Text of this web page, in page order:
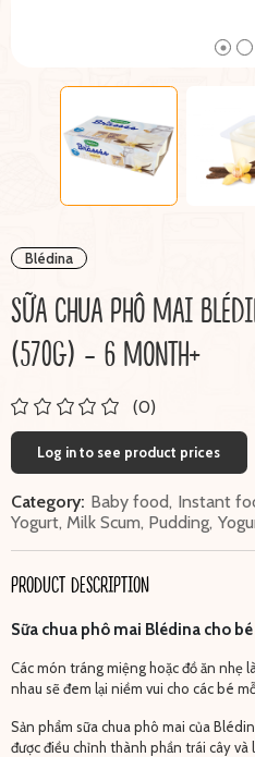
Blédina
SỮA CHUA PHÔ MAI
(570G) - 6 MONTH+
(0)
Log in to see product prices
Category: Baby food, Instant
Yogurt, Milk Scum, Pudding,
PRODUCT DESCRIPTION
Sữa chua phô mai Blédina cho
Các món tráng miệng hoặc đồ ăn nhẹ
nhau sẽ đem lại niềm vui cho các bé
Sản phẩm sữa chua phô mai của
được điều chỉnh thành phần trái cây và